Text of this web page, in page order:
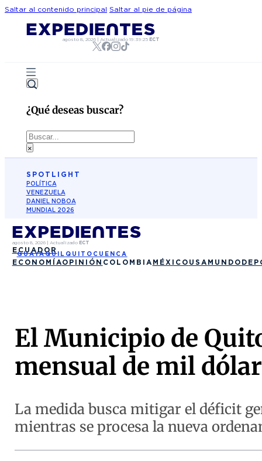
Saltar al contenido principal Saltar al pie de página
agosto 8, 2026 |Actualizado19:39:25 ECT
¿Qué deseas buscar?
Buscar
×
SPOTLIGHT
POLÍTICA
VENEZUELA
DANIEL NOBOA
MUNDIAL 2026
agosto 8, 2026| Actualizado ECT
ECUADOR
GUAYAQUIL QUITO CUENCA
ECONOMÍAOPINIÓN COLOMBIA MÉXICO USA MUNDO
El Municipio de
mensual de mil
La medida busca mitigar el déficit
mientras se procesa la nueva